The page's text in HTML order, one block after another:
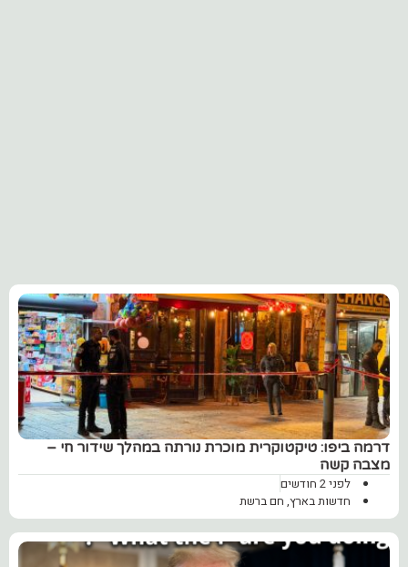
דרמה ביפו: טיקטוקרית מוכרת נורתה במהלך שידור חי –
מצבה קשה
לפני 2 חודשים
חדשות בארץ, חם ברשת